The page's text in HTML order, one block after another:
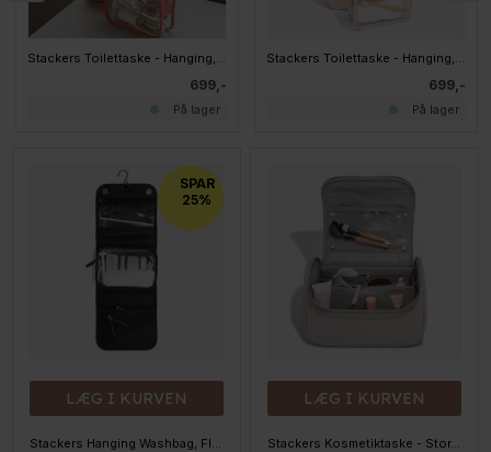
Stackers Toilettaske - Hanging, GRAPE
699,-
På lager
Stackers Toilettaske - Hanging, Blush Pink
699,-
På lager
SPAR
25%
LÆG I KURVEN LÆG I KURVEN
Stackers Kosmetiktaske - Stor, TAUPE